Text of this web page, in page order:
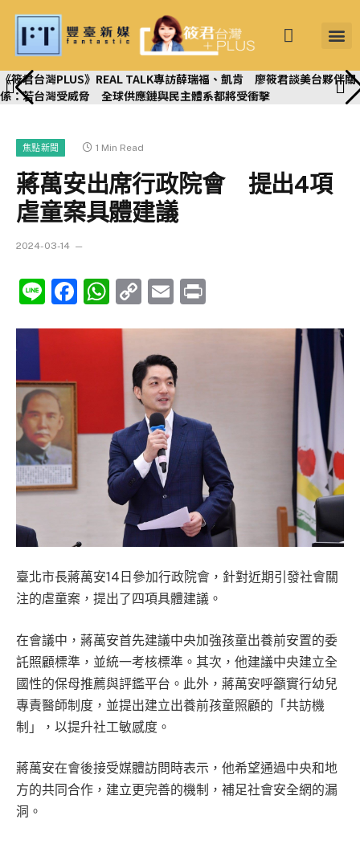
《筱君台灣PLUS》REAL TALK專訪薛瑞福、凱肯 廖筱君談美台夥伴關
係：若台灣受威脅 全球供應鏈與民主體系都將受衝擊
焦點新聞 1 Min Read
蔣萬安出席行政院會 提出4項
虐童案具體建議
2024-03-14
LineFacebook
WhatsApp
CopyEmail
臺北市長蔣萬安14日參加行政院會，針對近期引發社會關
注的虐童案，提出了四項具體建議。
在會議中，蔣萬安首先建議中央加強孩童出養前安置的委
託照顧標準，並統一考核標準。其次，他建議中央建立全
國性的保母推薦與評鑑平台。此外，蔣萬安呼籲實行幼兒
專責醫師制度，並提出建立出養前孩童照顧的「共訪機
制」，以提升社工敏感度。
蔣萬安在會後接受媒體訪問時表示，他希望通過中央和地
方的共同合作，建立更完善的機制，補足社會安全網的漏
洞。